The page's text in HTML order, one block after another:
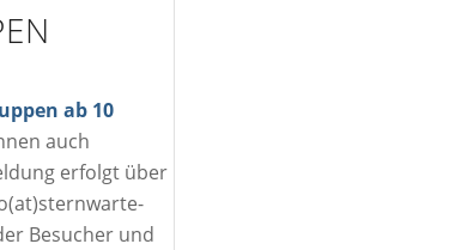
ab 10
auch
erfolgt über
Besucher und